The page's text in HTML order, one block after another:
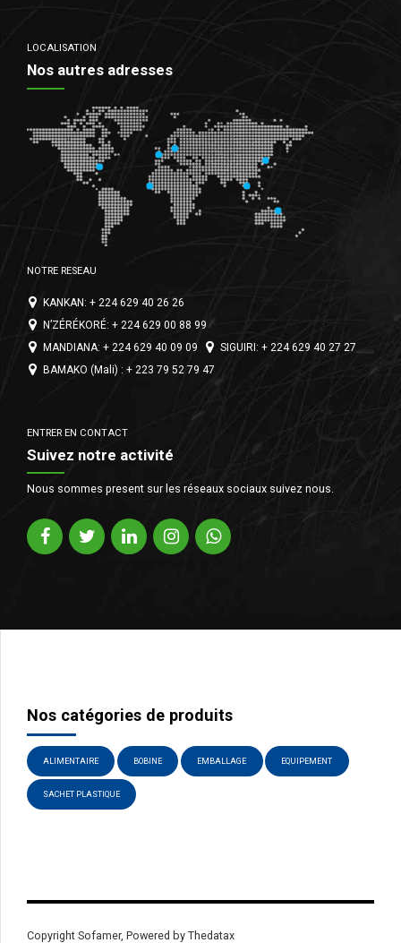
LOCALISATION
Nos autres adresses
NOTRE RESEAU
KANKAN: + 224 629 40 26 26
N’ZÉRÉKORÉ: + 224 629 00 88 99
MANDIANA: + 224 629 40 09 09
SIGUIRI: + 224 629 40 27 27
BAMAKO (Mali) : + 223 79 52 79 47
ENTRER EN CONTACT
Suivez notre activité
Nous sommes present sur les réseaux sociaux suivez nous.
Nos catégories de produits
ALIMENTAIRE BOBINE EMBALLAGE EQUIPEMENT
SACHET PLASTIQUE
Copyright Sofamer, Powered by Thedatax
WhatsApp